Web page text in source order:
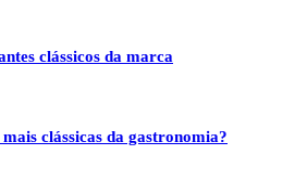
clássicos da marca
clássicas da gastronomia?